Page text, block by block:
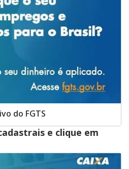
do FGTS
e clique em